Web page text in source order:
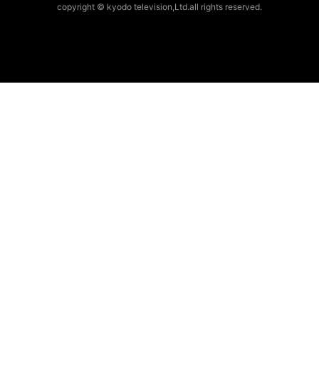
copyright © kyodo television,Ltd.all rights reserved.